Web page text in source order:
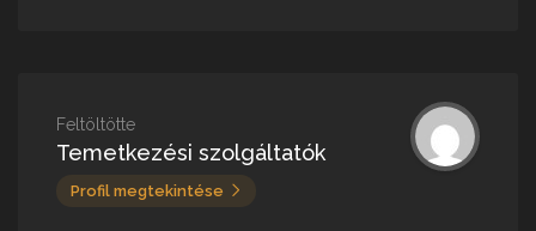
Feltöltötte
Temetkezési szolgáltatók
Profil megtekintése